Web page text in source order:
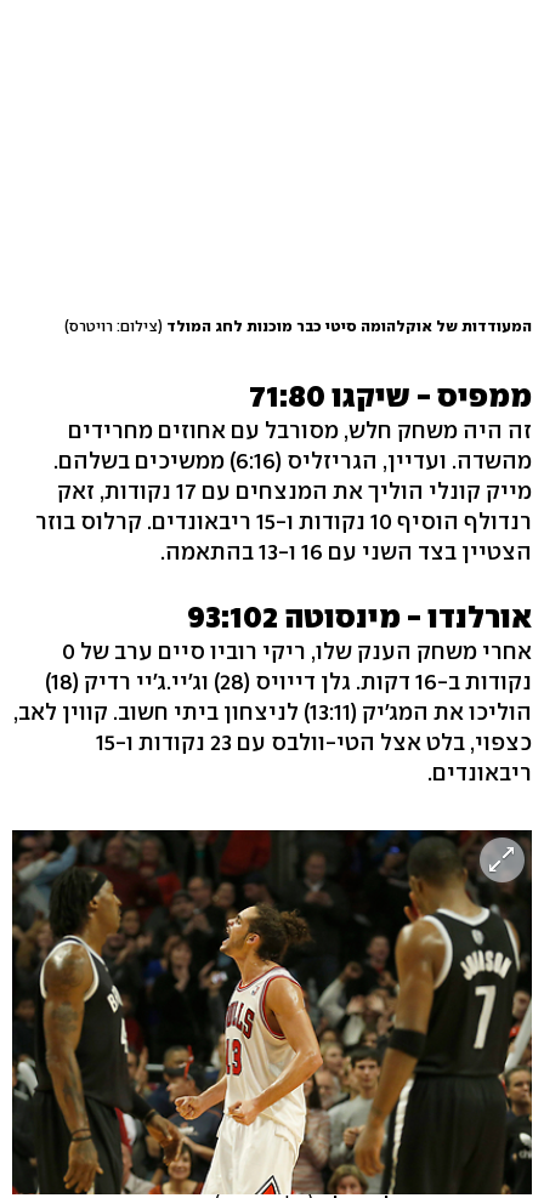
המעודדות של אוקלהומה סיטי כבר מוכנות לחג המולד (צילום: רויטרס)
ממפיס - שיקגו 71:80
זה היה משחק חלש, מסורבל עם אחוזים מחרידים
מהשדה. ועדיין, הגריזליס (6:16) ממשיכים בשלהם.
מייק קונלי הוליך את המנצחים עם 17 נקודות, זאק
רנדולף הוסיף 10 נקודות ו-15 ריבאונדים. קרלוס בוזר
הצטיין בצד השני עם 16 ו-13 בהתאמה.
אורלנדו - מינסוטה 93:102
אחרי משחק הענק שלו, ריקי רוביו סיים ערב של 0
נקודות ב-16 דקות. גלן דייויס (28) וג'יי.ג'יי רדיק (18)
הוליכו את המג'יק (13:11) לניצחון ביתי חשוב. קווין לאב,
כצפוי, בלט אצל הטי-וולבס עם 23 נקודות ו-15
ריבאונדים.